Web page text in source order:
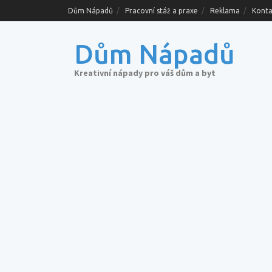
to
Dům Nápadů Pracovní stáž a praxe Reklama
Dům Nápadů
Kreativní nápady pro váš dům a byt